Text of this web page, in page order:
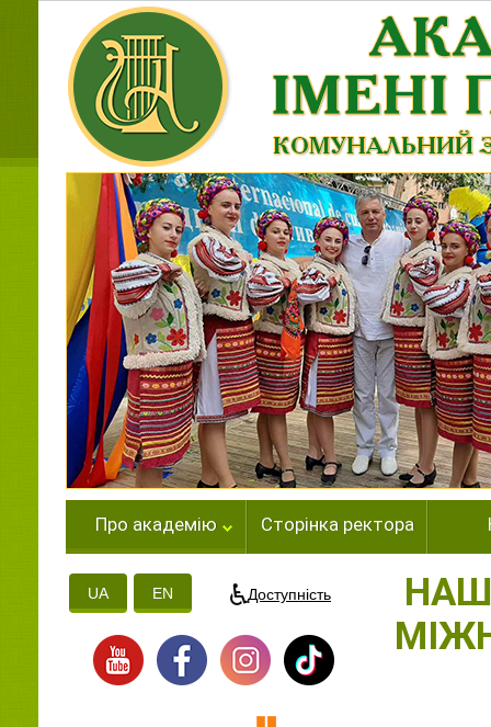
Про академію Сторінка ректора
UA EN Доступність